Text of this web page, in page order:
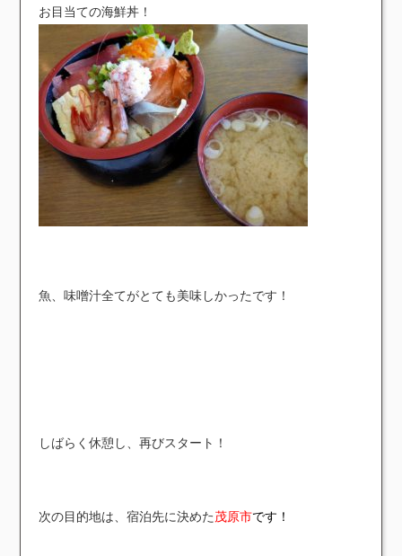
お目当ての海鮮丼！
魚、味噌汁全てがとても美味しかったです！
しばらく休憩し、再びスタート！
次の目的地は、宿泊先に決めた茂原市です！